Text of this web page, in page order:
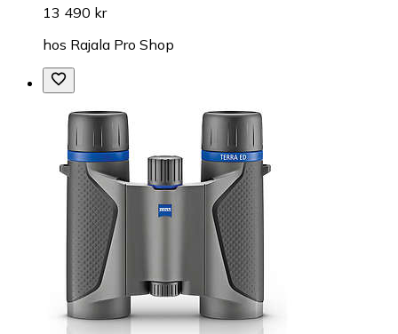
13 490 kr
hos Rajala Pro Shop